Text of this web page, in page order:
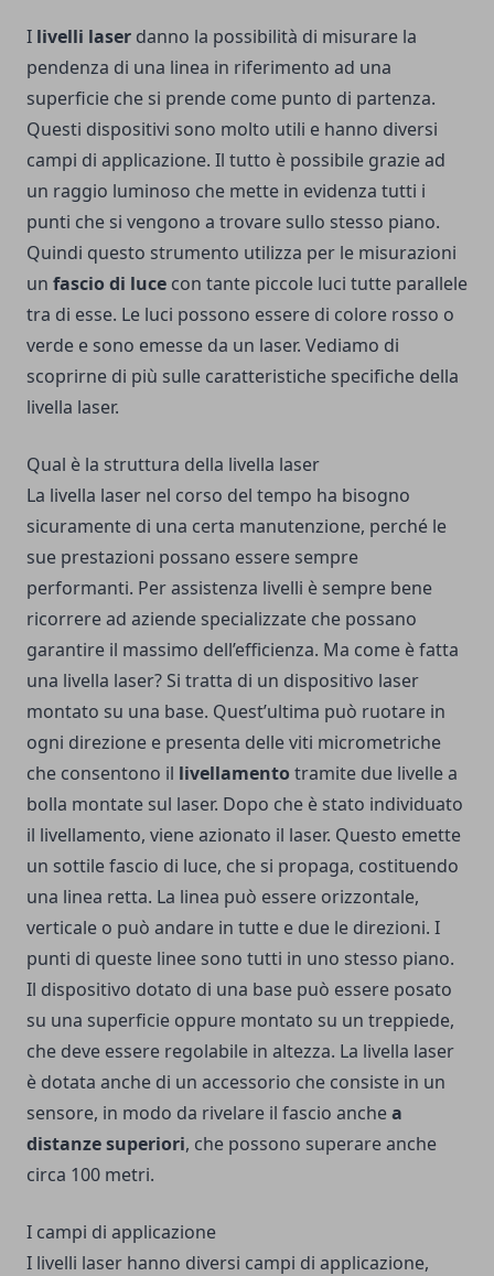
I livelli laser danno la possibilità di misurare la
pendenza di una linea in riferimento ad una
superficie che si prende come punto di partenza.
Questi dispositivi sono molto utili e hanno diversi
campi di applicazione. Il tutto è possibile grazie ad
un raggio luminoso che mette in evidenza tutti i
punti che si vengono a trovare sullo stesso piano.
Quindi questo strumento utilizza per le misurazioni
un fascio di luce con tante piccole luci tutte parallele
tra di esse. Le luci possono essere di colore rosso o
verde e sono emesse da un laser. Vediamo di
scoprirne di più sulle caratteristiche specifiche della
livella laser.
Qual è la struttura della livella laser
La livella laser nel corso del tempo ha bisogno
sicuramente di una certa manutenzione, perché le
sue prestazioni possano essere sempre
performanti. Perassistenza livelli è sempre bene
ricorrere ad aziende specializzate che possano
garantire il massimo dell’efficienza. Ma come è fatta
una livella laser? Si tratta di un dispositivo laser
montato su una base. Quest’ultima può ruotare in
ogni direzione e presenta delle viti micrometriche
che consentono il livellamento tramite due livelle a
bolla montate sul laser. Dopo che è stato individuato
il livellamento, viene azionato il laser. Questo emette
un sottile fascio di luce, che si propaga, costituendo
una linea retta. La linea può essere orizzontale,
verticale o può andare in tutte e due le direzioni. I
punti di queste linee sono tutti in uno stesso piano.
Il dispositivo dotato di una base può essere posato
su una superficie oppure montato su un treppiede,
che deve essere regolabile in altezza. La livella laser
è dotata anche di un accessorio che consiste in un
sensore, in modo da rivelare il fascio anchea
distanze superiori, che possono superare anche
circa 100 metri.
I campi di applicazione
I livelli laser hanno diversi campi di applicazione,